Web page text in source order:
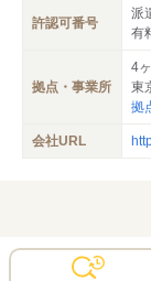
許認可番号
派
有
拠点・事業所
4
東
拠
会社URL